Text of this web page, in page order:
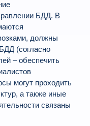
БДД. В
должны
(согласно
– обеспечить
могут проходить
а также иные
связаны